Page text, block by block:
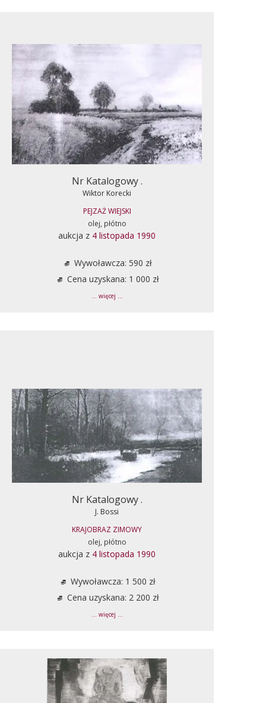
Nr Katalogowy .
Wiktor Korecki
PEJZAŻ WIEJSKI
olej, płótno
aukcja z 4 listopada 1990
Wywoławcza: 590 zł
Cena uzyskana: 1 000 zł
... więcej ...
Nr Katalogowy .
J. Bossi
KRAJOBRAZ ZIMOWY
olej, płótno
aukcja z 4 listopada 1990
Wywoławcza: 1 500 zł
Cena uzyskana: 2 200 zł
... więcej ...